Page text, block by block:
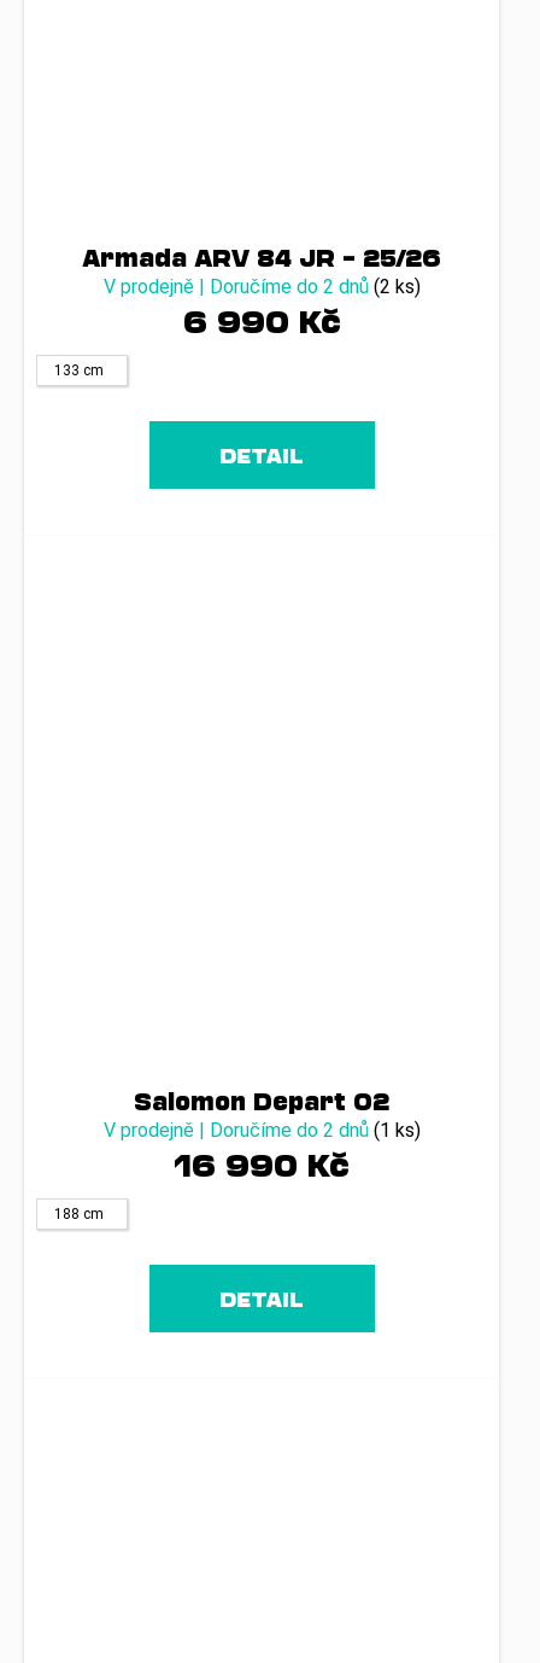
Armada ARV 84 JR – 25/26
V prodejně | Doručíme do 2 dnů (2 ks)
6 990 Kč
133 cm
DETAIL
Salomon Depart 02
V prodejně | Doručíme do 2 dnů (1 ks)
16 990 Kč
188 cm
DETAIL